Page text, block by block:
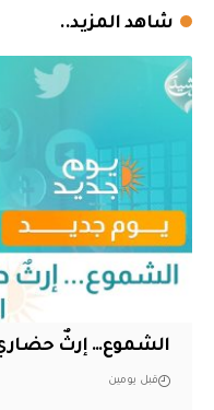
شاهد المزيد..
الشموع… إرثٌ حضاري
قبل يومين